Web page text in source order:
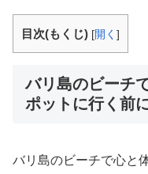
目次(もくじ) [開く ]
バリ島のビーチ
ポットに行く前
バリ島のビーチで心と